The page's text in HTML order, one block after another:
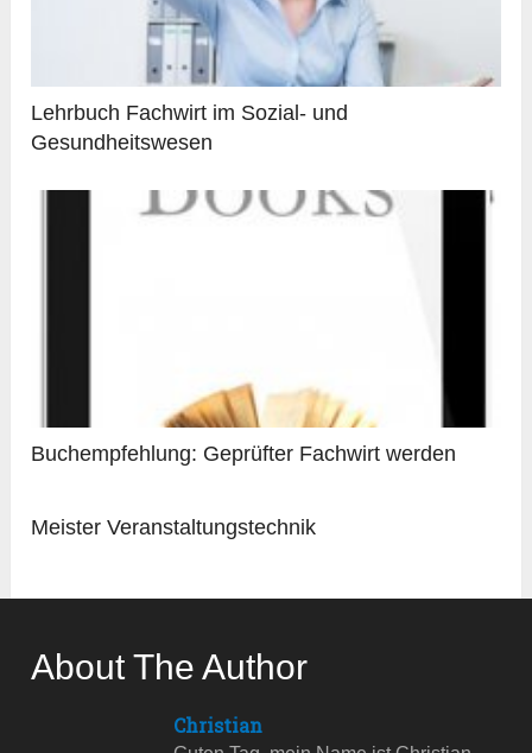
Lehrbuch Fachwirt im Sozial- und
Gesundheitswesen
Buchempfehlung: Geprüfter Fachwirt werden
Meister Veranstaltungstechnik
About The Author
Christian